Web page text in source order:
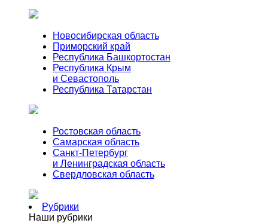
Новосибирская область
Приморский край
Республика Башкортостан
Республика Крым
и Севастополь
Республика Татарстан
Ростовская область
Самарская область
Санкт-Петербург
и Ленинградская область
Свердловская область
Рубрики
Наши рубрики